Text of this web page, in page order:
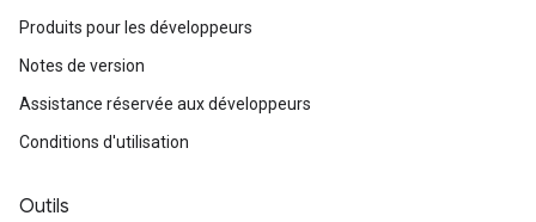
Produits pour les développeurs
Notes de version
Assistance réservée aux développeurs
Conditions d'utilisation
Outils